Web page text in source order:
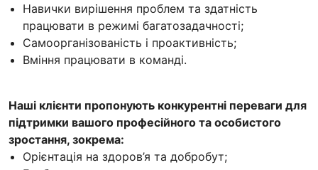
Навички вирішення проблем та здатність
працювати в режимі багатозадачності;
Самоорганізованість і проактивність;
Вміння працювати в команді.
Наші клієнти пропонують конкурентні переваги для
підтримки вашого професійного та особистого
зростання, зокрема:
Орієнтація на здоров’я та добробут;